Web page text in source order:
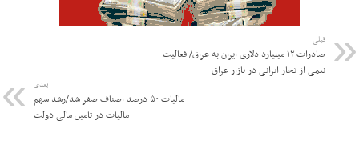
قبلی
صادرات ۱۲ میلیارد دلاری ایران به عراق/ فعالیت
نیمی از تجار ایرانی در بازار عراق
بعدی
مالیات ۵۰ درصد اصناف صفر شد/رشد سهم
مالیات در تامین مالی دولت